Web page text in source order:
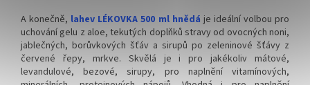
A konečně, lahev LÉKOVKA 500 ml hnědá je ideální volbou pro
uchování gelu z aloe, tekutých doplňků stravy od ovocných noni,
jablečných, borůvkových šťáv a sirupů po zeleninové šťávy z
červené řepy, mrkve. Skvělá je i pro jakékoliv mátové,
levandulové, bezové, sirupy, pro naplnění vitamínových,